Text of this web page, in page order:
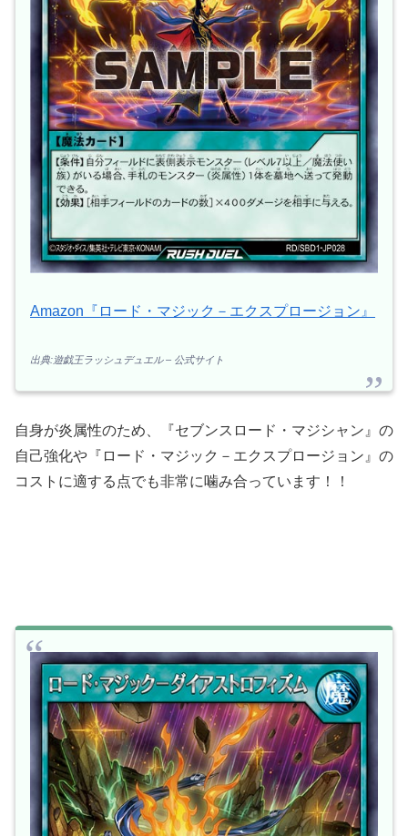
Amazon『ロード・マジック－エクスプロージョン』
出典:遊戯王ラッシュデュエル – 公式サイト
自身が炎属性のため、『セブンスロード・マジシャン』の
自己強化や『ロード・マジック－エクスプロージョン』の
コストに適する点でも非常に噛み合っています！！